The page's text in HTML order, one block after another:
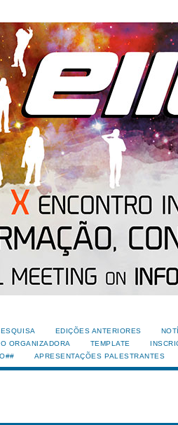
EDIÇÕES ANTERIORES
ORGANIZADORA TEMPLATE
APRESENTAÇÕES PALESTRANTES